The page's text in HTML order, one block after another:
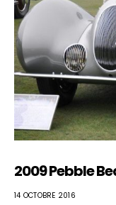
2009 Pebble
14 OCTOBRE 2016